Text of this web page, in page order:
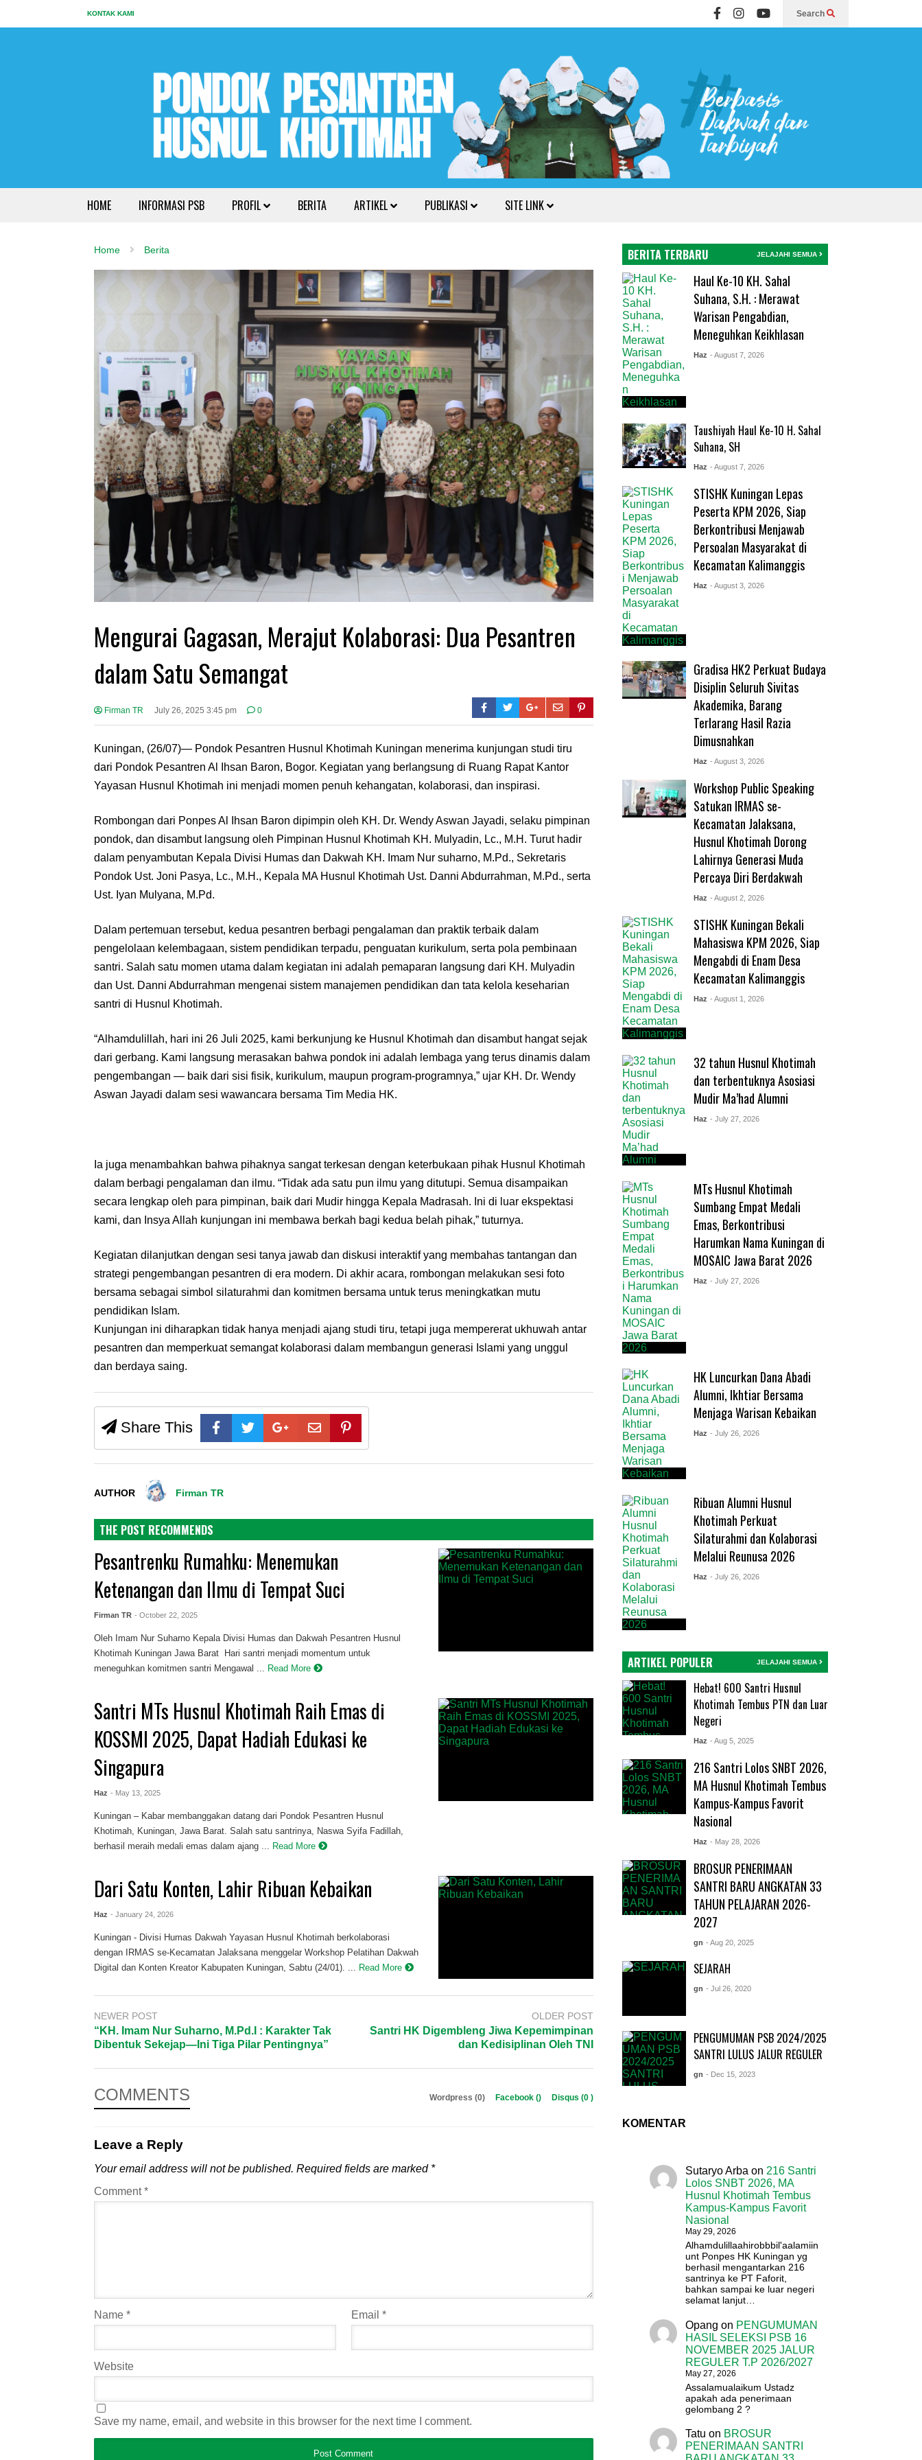
KONTAK KAMI Search
HOME INFORMASI PSB PROFIL BERITA ARTIKEL PUBLIKASI SITE LINK
Home Berita
Mengurai Gagasan, Merajut Kolaborasi: Dua Pesantren
dalam Satu Semangat
Firman TR July 26, 2025 3:45 pm 0
Kuningan, (26/07)— Pondok Pesantren Husnul Khotimah Kuningan menerima kunjungan studi tiru
dari Pondok Pesantren Al Ihsan Baron, Bogor. Kegiatan yang berlangsung di Ruang Rapat Kantor
Yayasan Husnul Khotimah ini menjadi momen penuh kehangatan, kolaborasi, dan inspirasi.
Rombongan dari Ponpes Al Ihsan Baron dipimpin oleh KH. Dr. Wendy Aswan Jayadi, selaku pimpinan
pondok, dan disambut langsung oleh Pimpinan Husnul Khotimah KH. Mulyadin, Lc., M.H. Turut hadir
dalam penyambutan Kepala Divisi Humas dan Dakwah KH. Imam Nur suharno, M.Pd., Sekretaris
Pondok Ust. Joni Pasya, Lc., M.H., Kepala MA Husnul Khotimah Ust. Danni Abdurrahman, M.Pd., serta
Ust. Iyan Mulyana, M.Pd.
Dalam pertemuan tersebut, kedua pesantren berbagi pengalaman dan praktik terbaik dalam
pengelolaan kelembagaan, sistem pendidikan terpadu, penguatan kurikulum, serta pola pembinaan
santri. Salah satu momen utama dalam kegiatan ini adalah pemaparan langsung dari KH. Mulyadin
dan Ust. Danni Abdurrahman mengenai sistem manajemen pendidikan dan tata kelola keseharian
santri di Husnul Khotimah.
“Alhamdulillah, hari ini 26 Juli 2025, kami berkunjung ke Husnul Khotimah dan disambut hangat sejak
dari gerbang. Kami langsung merasakan bahwa pondok ini adalah lembaga yang terus dinamis dalam
pengembangan — baik dari sisi fisik, kurikulum, maupun program-programnya,” ujar KH. Dr. Wendy
Aswan Jayadi dalam sesi wawancara bersama Tim Media HK.
Ia juga menambahkan bahwa pihaknya sangat terkesan dengan keterbukaan pihak Husnul Khotimah
dalam berbagi pengalaman dan ilmu. “Tidak ada satu pun ilmu yang ditutupi. Semua disampaikan
secara lengkap oleh para pimpinan, baik dari Mudir hingga Kepala Madrasah. Ini di luar ekspektasi
kami, dan Insya Allah kunjungan ini membawa berkah bagi kedua belah pihak,” tuturnya.
Kegiatan dilanjutkan dengan sesi tanya jawab dan diskusi interaktif yang membahas tantangan dan
strategi pengembangan pesantren di era modern. Di akhir acara, rombongan melakukan sesi foto
bersama sebagai simbol silaturahmi dan komitmen bersama untuk terus meningkatkan mutu
pendidikan Islam.
Kunjungan ini diharapkan tidak hanya menjadi ajang studi tiru, tetapi juga mempererat ukhuwah antar
pesantren dan memperkuat semangat kolaborasi dalam membangun generasi Islami yang unggul
dan berdaya saing.
Share This
AUTHOR Firman TR
THE POST RECOMMENDS
Pesantrenku Rumahku: Menemukan
Ketenangan dan Ilmu di Tempat Suci
Firman TR - October 22, 2025
Oleh Imam Nur Suharno ‎Kepala Divisi Humas dan Dakwah Pesantren Husnul
Khotimah Kuningan Jawa Barat ‎ ‎Hari santri menjadi momentum untuk
meneguhkan komitmen santri Mengawal ... Read More
Santri MTs Husnul Khotimah Raih Emas di
KOSSMI 2025, Dapat Hadiah Edukasi ke
Singapura
Haz - May 13, 2025
Kuningan – Kabar membanggakan datang dari Pondok Pesantren Husnul
Khotimah, Kuningan, Jawa Barat. Salah satu santrinya, Naswa Syifa Fadillah,
berhasil meraih medali emas dalam ajang ... Read More
Dari Satu Konten, Lahir Ribuan Kebaikan
Haz - January 24, 2026
Kuningan - Divisi Humas Dakwah Yayasan Husnul Khotimah berkolaborasi
dengan IRMAS se-Kecamatan Jalaksana menggelar Workshop Pelatihan Dakwah
Digital dan Konten Kreator Kabupaten Kuningan, Sabtu (24/01). ...
Read More
NEWER POST
“KH. Imam Nur Suharno, M.Pd.I : Karakter Tak
Dibentuk Sekejap—Ini Tiga Pilar Pentingnya”
OLDER POST
Santri HK Digembleng Jiwa Kepemimpinan
dan Kedisiplinan Oleh TNI
COMMENTS Wordpress (0) Facebook () Disqus (0 )
Leave a Reply
Your email address will not be published. Required fields are marked *
Comment*
Name * Email *
Website
Save my name, email, and website in this browser for the next time I comment.
BERITA TERBARU JELAJAHI SEMUA
Haul Ke-10 KH. Sahal
Suhana, S.H. : Merawat
Warisan Pengabdian,
Meneguhkan Keikhlasan
Haz - August 7, 2026
Taushiyah Haul Ke-10 H. Sahal
Suhana, SH
Haz - August 7, 2026
STISHK Kuningan Lepas
Peserta KPM 2026, Siap
Berkontribusi Menjawab
Persoalan Masyarakat di
Kecamatan Kalimanggis
Haz - August 3, 2026
Gradisa HK2 Perkuat Budaya
Disiplin Seluruh Sivitas
Akademika, Barang
Terlarang Hasil Razia
Dimusnahkan
Haz - August 3, 2026
Workshop Public Speaking
Satukan IRMAS se-
Kecamatan Jalaksana,
Husnul Khotimah Dorong
Lahirnya Generasi Muda
Percaya Diri Berdakwah
Haz - August 2, 2026
STISHK Kuningan Bekali
Mahasiswa KPM 2026, Siap
Mengabdi di Enam Desa
Kecamatan Kalimanggis
Haz - August 1, 2026
32 tahun Husnul Khotimah
dan terbentuknya Asosiasi
Mudir Ma’had Alumni
Haz - July 27, 2026
MTs Husnul Khotimah
Sumbang Empat Medali
Emas, Berkontribusi
Harumkan Nama Kuningan di
MOSAIC Jawa Barat 2026
Haz - July 27, 2026
HK Luncurkan Dana Abadi
Alumni, Ikhtiar Bersama
Menjaga Warisan Kebaikan
Haz - July 26, 2026
Ribuan Alumni Husnul
Khotimah Perkuat
Silaturahmi dan Kolaborasi
Melalui Reunusa 2026
Haz - July 26, 2026
ARTIKEL POPULER JELAJAHI SEMUA
Hebat! 600 Santri Husnul
Khotimah Tembus PTN dan Luar
Negeri
Haz - Aug 5, 2025
216 Santri Lolos SNBT 2026,
MA Husnul Khotimah Tembus
Kampus-Kampus Favorit
Nasional
Haz - May 28, 2026
BROSUR PENERIMAAN
SANTRI BARU ANGKATAN 33
TAHUN PELAJARAN 2026-
2027
gn - Aug 20, 2025
SEJARAH
gn - Jul 26, 2020
PENGUMUMAN PSB 2024/2025
SANTRI LULUS JALUR REGULER
gn - Dec 15, 2023
KOMENTAR
Sutaryo Arba on 216 Santri
Lolos SNBT 2026, MA
Husnul Khotimah Tembus
Kampus-Kampus Favorit
Nasional
May 29, 2026
Alhamdulillaahirobbbil'aalamiin
unt Ponpes HK Kuningan yg
berhasil mengantarkan 216
santrinya ke PT Faforit,
bahkan sampai ke luar negeri
selamat lanjut…
Opang on PENGUMUMAN
HASIL SELEKSI PSB 16
NOVEMBER 2025 JALUR
REGULER T.P 2026/2027
May 27, 2026
Assalamualaikum Ustadz
apakah ada penerimaan
gelombang 2 ?
Tatu on BROSUR
PENERIMAAN SANTRI